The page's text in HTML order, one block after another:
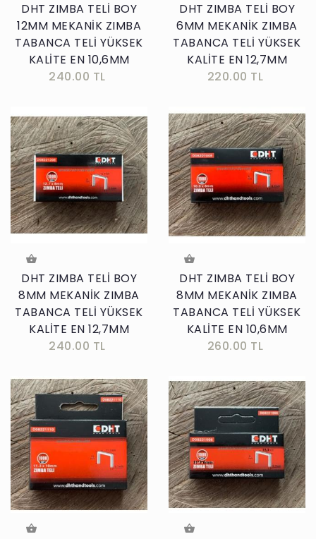
DHT ZIMBA TELİ BOY
12MM MEKANİK ZIMBA
TABANCA TELİ YÜKSEK
KALİTE EN 10,6MM
240.00 TL
DHT ZIMBA TELİ BOY
6MM MEKANİK ZIMBA
TABANCA TELİ YÜKSEK
KALİTE EN 12,7MM
220.00 TL
DHT ZIMBA TELİ BOY
8MM MEKANİK ZIMBA
TABANCA TELİ YÜKSEK
KALİTE EN 12,7MM
240.00 TL
DHT ZIMBA TELİ BOY
8MM MEKANİK ZIMBA
TABANCA TELİ YÜKSEK
KALİTE EN 10,6MM
260.00 TL